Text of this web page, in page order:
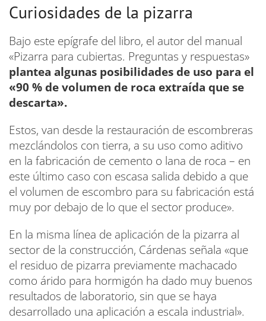
Curiosidades de la pizarra
Bajo este epígrafe del libro, el autor del manual
«Pizarra para cubiertas. Preguntas y respuestas»
plantea algunas posibilidades de uso para el
«90 % de volumen de roca extraída que se
descarta».
Estos, van desde la restauración de escombreras
mezclándolos con tierra, a su uso como aditivo
en la fabricación de cemento o lana de roca – en
este último caso con escasa salida debido a que
el volumen de escombro para su fabricación está
muy por debajo de lo que el sector produce».
En la misma línea de aplicación de la pizarra al
sector de la construcción, Cárdenas señala «que
el residuo de pizarra previamente machacado
como árido para hormigón ha dado muy buenos
resultados de laboratorio, sin que se haya
desarrollado una aplicación a escala industrial».